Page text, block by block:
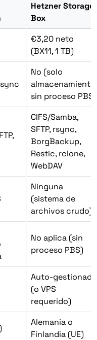
Hetzner Storage
Box
€3,20 neto
(BX11, 1 TB)
No (solo
almacenamiento,
sin proceso PBS)
CIFS/Samba,
SFTP, rsync,
BorgBackup,
Restic, rclone,
WebDAV
Ninguna
(sistema de
archivos crudo)
No aplica (sin
proceso PBS)
Auto-gestionado
(o VPS
requerido)
Alemania o
Finlandia (UE)